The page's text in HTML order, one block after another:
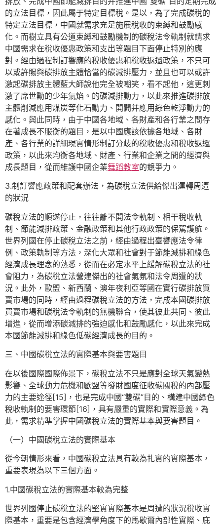
的立法目標，因此屬于特定目標稅。是以，為了完成碳稅的
特定立法目標，中國就需求充足施展稅收的束縛和鼓勵感
化。而樹立具有公道束縛和鼓勵機制的碳稅法令軌制就請求
中國需求在稅收優惠政策和支出等題目下面停止特別的應
對。經由過程制訂響應的稅收優惠和稅收返還政策，不只可
以或許賜與碳排放主體恰當的碳減排壓力，並且也可以或許
激起碳排放主體藍大師說他完全被嘲笑，看不起他，這更刺
激了席世勳的少年氣焰。的碳減排動力，以此來推進碳排放
主體削減應用煤炭等化石動力、開闢并應用綠色乾淨動力的
感化。與此同時，由于中國各地域、各財產和各行業之間存
在著成長不服衡的題目，是以中國應該依據各地域、各財
產、各行業的詳細現實情形制訂分歧的稅收優惠和稅收返還
政策，以此來均衡各地域、財產、行業和企業之間的經濟與
成長題目，從而維護中國企業舞蹈教室的競爭力。
3.制訂響應政策和配套辦法，為碳稅立法供給傑出運轉周遭
的狀況
碳稅立法的順遂停止，往往離不開法令軌制、相干稅收軌
制、節能減排政策、金融政策和其他行政政策的保駕護航。
世界列國在停止碳稅立法之前，經由過程出臺響應法令律
例、政策軌制等方法，深化大眾和社會對于節能減排和綠色
經濟成長理念的熟悉，從而在必定水平上緩解碳稅立法的社
會阻力，為碳稅立法營建傑出的社會氣氛和法令周遭的狀
況。此外，歐盟、新西蘭、澳年夜利亞等國在實行碳排放買
賣市場的同時，經由過程碳稅立法的方法，完成本國碳排放
買賣市場和碳稅法令軌制的無機聯合，使其彼此共同、彼此
增進，從而增添碳減排的強迫感化和鼓勵感化，以此來完成
本國節能減排和綠色低碳經濟成長的目的。
三、中國碳稅立法的實際基本與要害題目
在以後國際國際佈景下，碳稅立法不只是應對全球天氣變熱
影響、全球動力危機和歐盟等發財國度征收碳關稅的內部壓
力的主要途徑[15]，也是完成中國“雙碳”目的、構建中國綠色
稅收軌制的要害環節[16]，具有嚴重的實際和實際意義。為
此，需求精準掌握中國碳稅立法的實際基本與要害題目。
（一）中國碳稅立法的實際基本
從今朝情形來看，中國碳稅立法具有較為扎實的實際基本，
重要表現為以下三個方面。
1.中國碳稅立法的實際基本較為完整
世界列國停止碳稅立法的堅實實際基本是周遭的狀況稅收實
際基本，重要是包含經濟學角度下的馬歇爾內部性實際、庇